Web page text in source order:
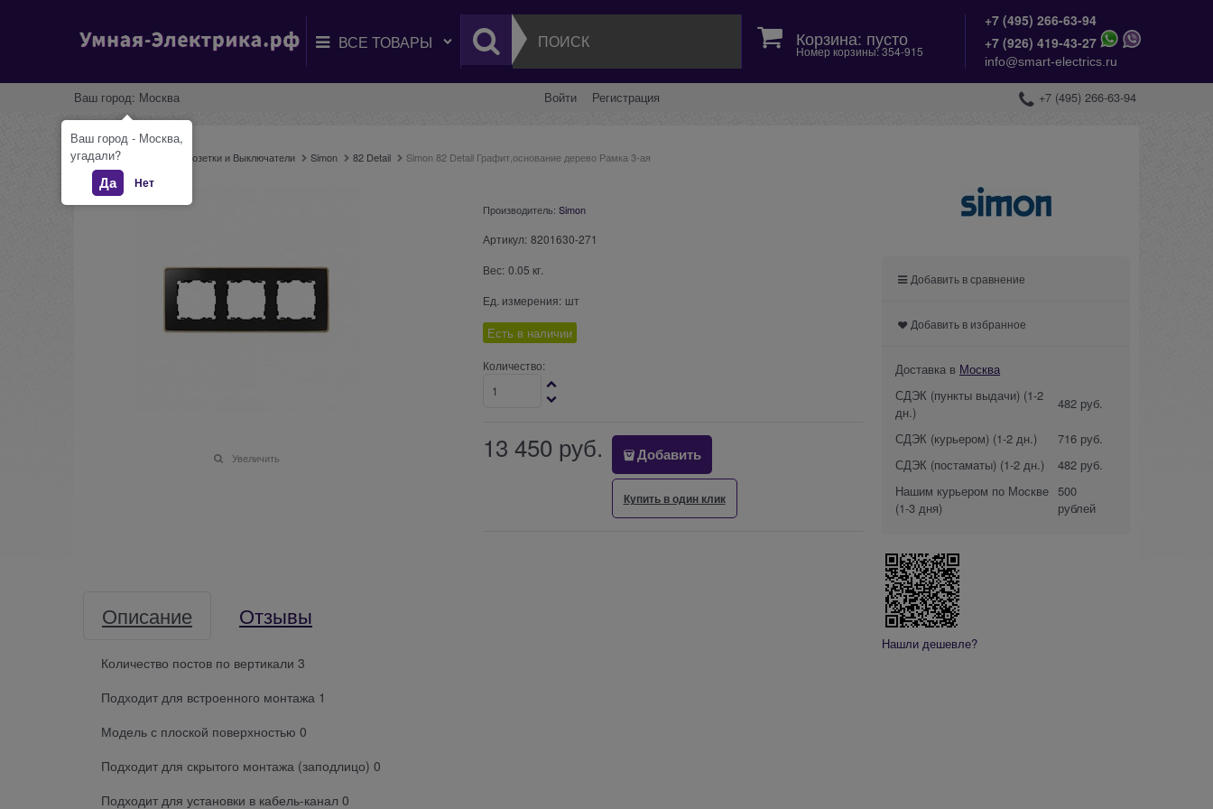
Корзина: пусто
Номер корзины: 354-915
+7 (495) 266-63-94
+7 (926) 419-43-27
info@smart-electrics.ru
Ваш город: Москва Войти Регистрация +7 (495) 266-63-94
Главная Розетки и Выключатели Simon 82 Detail Simon 82 Detail Графит,основание дерево Рамка 3-ая
Увеличить
Производитель: Simon
Артикул: 8201630-271
Вес: 0.05 кг.
Ед. измерения: шт
Есть в наличии
Количество:
13 450 руб. Добавить
Купить в один клик
Описание Отзывы
Количество постов по вертикали 3
Подходит для встроенного монтажа 1
Модель с плоской поверхностью 0
Подходит для скрытого монтажа (заподлицо) 0
Подходит для установки в кабель-канал 0
Добавить в сравнение
Добавить в избранное
Доставка в Москва
СДЭК (пункты выдачи) (1-2
дн.)
482 руб.
СДЭК (курьером) (1-2 дн.)
716 руб.
СДЭК (постаматы) (1-2 дн.)
482 руб.
Нашим курьером по Москве
(1-3 дня)
500
рублей
Нашли дешевле?
Ваш город - Москва,
угадали?
Да Нет